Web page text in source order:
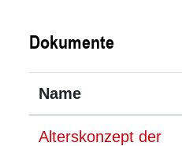
Dokumente
Name
Alterskonzept der